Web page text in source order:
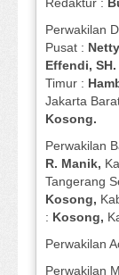
Redaktur :
Perwakilan
Pusat :
Effendi,
Timur :
Jakarta
Kosong.
Perwakilan
R. Manik,
Tangerang
Kosong,
: Kosong,
Perwakilan
Perwakilan